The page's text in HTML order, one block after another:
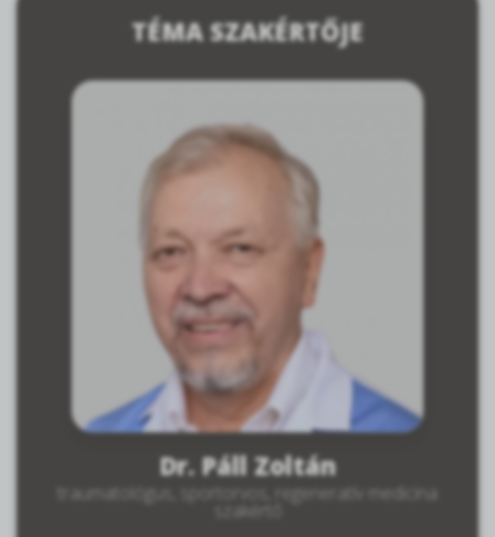
TÉMA SZAKÉRTŐJE
Dr. Páll Zoltán
traumatológus, sportorvos, regeneratív medicina
szakértő